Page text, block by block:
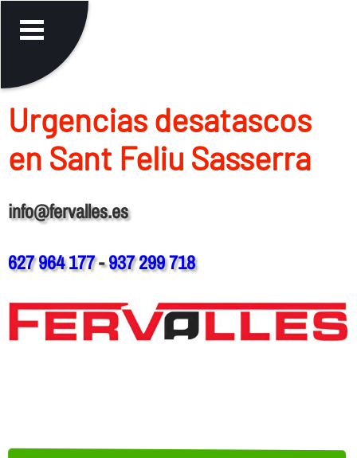
Urgencias desatascos
en Sant Feliu Sasserra
info@fervalles.es
627 964 177-937 299 718